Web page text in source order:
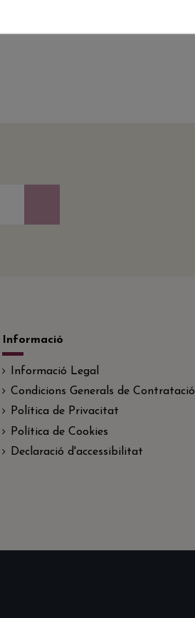
Informació
Informació Legal
Condicions Generals de Contratació
Política de Privacitat
Política de Cookies
Declaració d'accessibilitat